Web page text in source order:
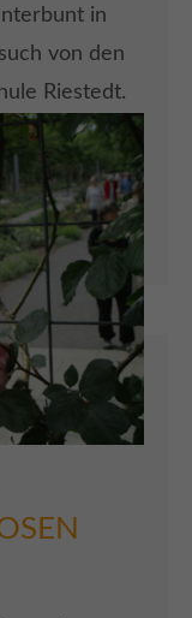
in
von den
Riestedt.
im Garten
hat alle
kann